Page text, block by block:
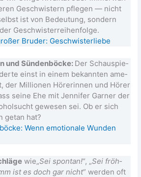
Geschwis­tern pfle­gen — nicht
ist von Bedeu­tung, son­dern
Geschwis­ter­rei­hen­fol­ge.
Bru­der: Geschwisterliebe
und Sün­den­bö­cke: Der Schau­spie­
einst in einem bekann­ten ame­
der Mil­lio­nen Höre­rin­nen und Hörer
sei­ne Ehe mit Jen­ni­fer Gar­ner der
gewe­sen sei. Ob er sich
getan hat?
Wenn emo­tio­na­le Wun­den
wie„Sei spon­tan!“, „Sei fröh­
ist es doch gar nicht” wer­den oft